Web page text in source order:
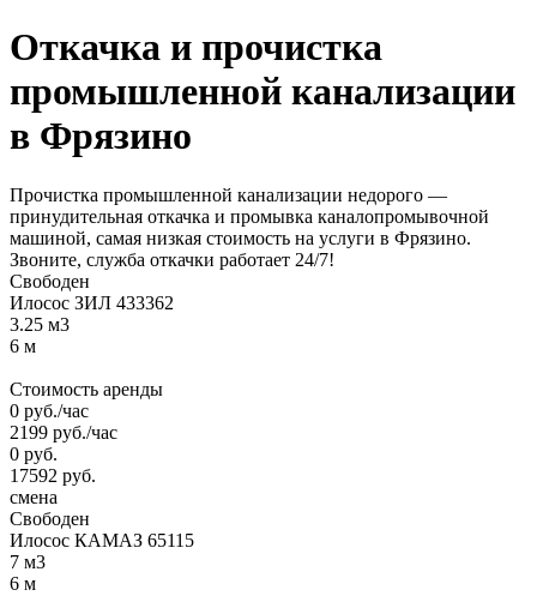
Откачка и прочистка
промышленной канализации
в Фрязино
Прочистка промышленной канализации недорого —
принудительная откачка и промывка каналопромывочной
машиной, самая низкая стоимость на услуги в Фрязино.
Звоните, служба откачки работает 24/7!
Свободен
Илосос ЗИЛ 433362
3.25 м3
6 м
Стоимость аренды
0 руб./час
2199 руб./час
0 руб.
17592 руб.
смена
Свободен
Илосос КАМАЗ 65115
7 м3
6 м